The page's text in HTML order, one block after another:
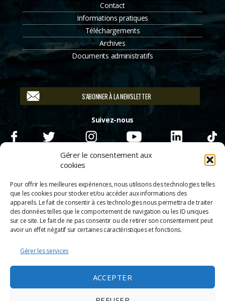
Gérer le consentement aux
cookies
Pour offrir les meilleures expériences, nous utilisons des technologies telles
que les cookies pour stocker et/ou accéder aux informations des
appareils. Le fait de consentir à ces technologies nous permettra de traiter
des données telles que le comportement de navigation ou les ID uniques
sur ce site. Le fait de ne pas consentir ou de retirer son consentement peut
avoir un effet négatif sur certaines caractéristiques et fonctions.
Gérer les services
ACCEPTER
Contact
Informations pratiques
Téléchargements
Archives
Documents administratifs
S'ABONNER À LA NEWSLETTER
Suivez-nous
© 2026Scènes & Cinés